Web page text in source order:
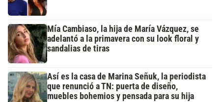
Mía Cambiaso, la hija de María Vázquez, se
adelantó a la primavera con su look floral y
sandalias de tiras
Así es la casa de Marina Señuk, la periodista
que renunció a TN: puerta de diseño,
muebles bohemios y pensada para su hija